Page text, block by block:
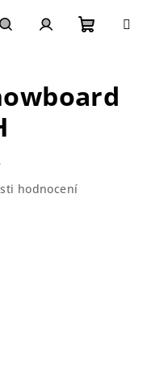
košík
hodnocení